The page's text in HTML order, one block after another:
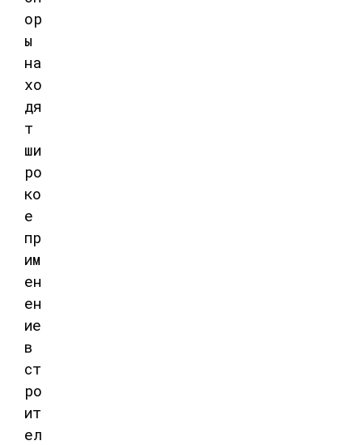
ор
ы
на
хо
дя
т
ши
ро
ко
е
пр
им
ен
ен
ие
в
ст
ро
ит
ел